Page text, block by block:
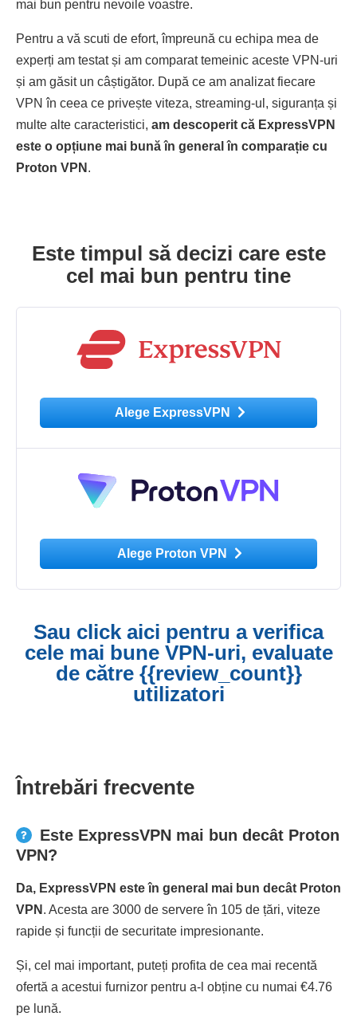
mai bun pentru nevoile voastre.
Pentru a vă scuti de efort, împreună cu echipa mea de
experți am testat și am comparat temeinic aceste VPN-uri
și am găsit un câștigător. După ce am analizat fiecare
VPN în ceea ce privește viteza, streaming-ul, siguranța și
multe alte caracteristici, am descoperit că ExpressVPN
este o opțiune mai bună în general în comparație cu
Proton VPN .
Este timpul să decizi care este
cel mai bun pentru tine
Alege ExpressVPN
Alege Proton VPN
Sau click aici pentru a verifica
cele mai bune VPN-uri, evaluate
de către {{review_count}}
utilizatori
Întrebări frecvente
Este ExpressVPN mai bun decât Proton
VPN?
Da, ExpressVPN este în general mai bun decât Proton
VPN . Acesta are 3000 de servere în 105 de țări, viteze
rapide și funcții de securitate impresionante.
Și, cel mai important, puteți profita de cea mai recentă
ofertă a acestui furnizor pentru a-l obține cu numai €4.76
pe lună.